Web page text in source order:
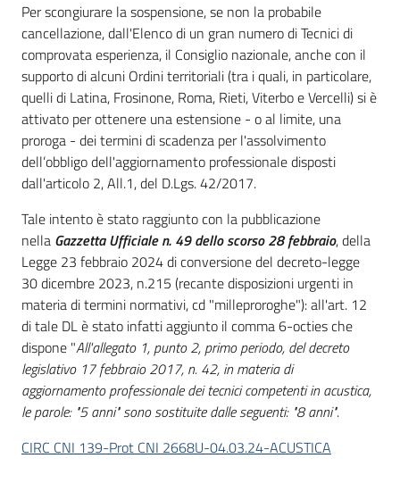
Per scongiurare la sospensione, se non la probabile
cancellazione, dall'Elenco di un gran numero di Tecnici di
comprovata esperienza, il Consiglio nazionale, anche con il
supporto di alcuni Ordini territoriali (tra i quali, in particolare,
quelli di Latina, Frosinone, Roma, Rieti, Viterbo e Vercelli) si è
attivato per ottenere una estensione - o al limite, una
proroga - dei termini di scadenza per l'assolvimento
dell’obbligo dell'aggiornamento professionale disposti
dall'articolo 2, All.1, del D.Lgs. 42/2017.
Tale intento è stato raggiunto con la pubblicazione
nella Gazzetta Ufficiale n. 49 dello scorso 28 febbraio, della
Legge 23 febbraio 2024 di conversione del decreto-legge
30 dicembre 2023, n.215 (recante disposizioni urgenti in
materia di termini normativi, cd "milleproroghe"): all'art. 12
di tale DL è stato infatti aggiunto il comma 6-octies che
dispone "All'allegato 1, punto 2, primo periodo, del decreto
legislativo 17 febbraio 2017, n. 42, in materia di
aggiornamento professionale dei tecnici competenti in acustica,
le parole: "5 anni" sono sostituite dalle seguenti: "8 anni".
CIRC CNI 139-Prot CNI 2668U-04.03.24-ACUSTICA